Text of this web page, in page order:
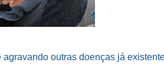
outras doenças já